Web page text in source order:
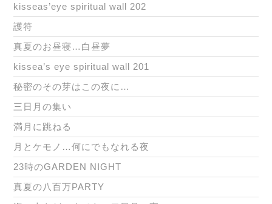
kisseas’eye spiritual wall 202
護符
真夏のお昼寝…白昼夢
kissea’s eye spiritual wall 201
秘密のその芽はこの夜に…
三日月の集い
満月に跳ねる
月とケモノ…何にでもなれる夜
23時のGARDEN NIGHT
真夏の八百万PARTY